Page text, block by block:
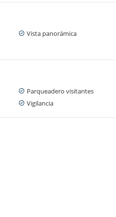
Vista panorámica
Parqueadero visitantes
Vigilancia